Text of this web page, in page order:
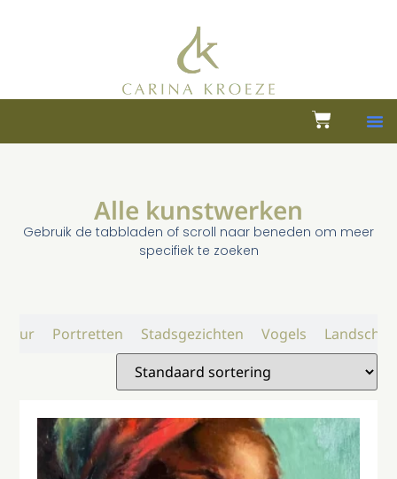
Alle kunstwerken
Gebruik de tabbladen of scroll naar beneden om meer
specifiek te zoeken
Portretten Stadsgezichten Vogels Landschap